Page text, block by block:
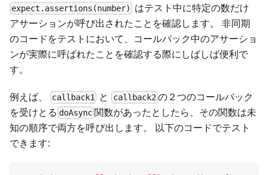
expect.assertions(number)
はテスト中に特定の数だけ
アサーションが呼び出されたことを確認します。 非同期
のコードをテストにおいて、コールバック中のアサーショ
ンが実際に呼ばれたことを確認する際にしばしば便利で
す。
例えば、 callback1 と callback2 の２つのコールバック
を受けとる doAsync 関数があったとしたら、その関数は未
知の順序で両方を呼び出します。 以下のコードでテスト
できます: